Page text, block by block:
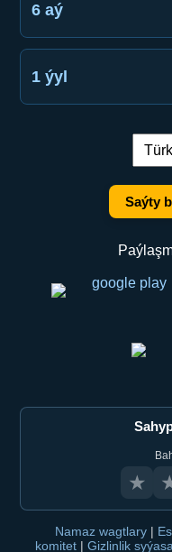
6 aý
1 ýyl
Dil
Saýty
★
Namaz wagtlary |
komitet | Gizlinlik